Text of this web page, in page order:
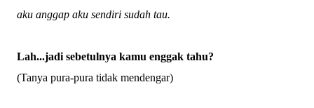
aku anggap aku sendiri sudah tau.
Lah...jadi sebetulnya kamu enggak tahu?
(Tanya pura-pura tidak mendengar)